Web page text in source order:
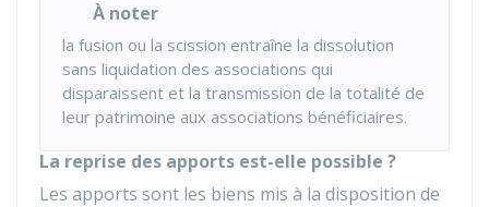
À noter
la fusion ou la scission entraîne la dissolution
sans liquidation des associations qui
disparaissent et la transmission de la totalité de
leur patrimoine aux associations bénéficiaires.
La reprise des apports est-elle possible ?
Les apports sont les biens mis à la disposition de